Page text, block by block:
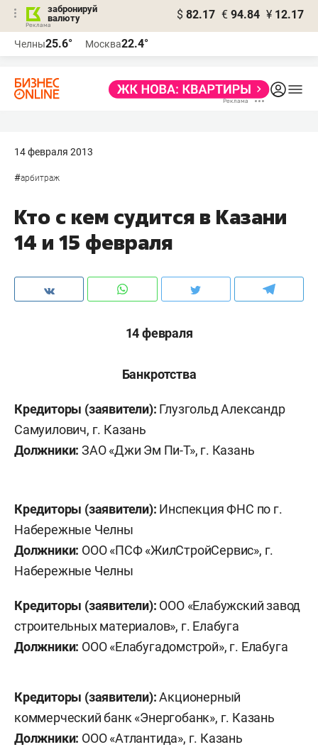
забронируй
валюту
$ 82.17 € 94.84 ¥ 12.17
Челны25.6° Москва22.4°
14 февраля 2013
#арбитраж
Кто с кем судится в Казани
14 и 15 февраля
14 февраля
Банкротства
Кредиторы (заявители): Глузгольд Александр
Самуилович, г. Казань
Должники: ЗАО «Джи Эм Пи-Т», г. Казань
Кредиторы (заявители): Инспекция ФНС по г.
Набережные Челны
Должники: ООО «ПСФ «ЖилСтройСервис», г.
Набережные Челны
Кредиторы (заявители): ООО «Елабужский завод
строительных материалов», г. Елабуга
Должники: ООО «Елабугадомстрой», г. Елабуга
Кредиторы (заявители):Акционерный
коммерческий банк «Энергобанк», г. Казань
Должники: ООО «Атлантида», г. Казань